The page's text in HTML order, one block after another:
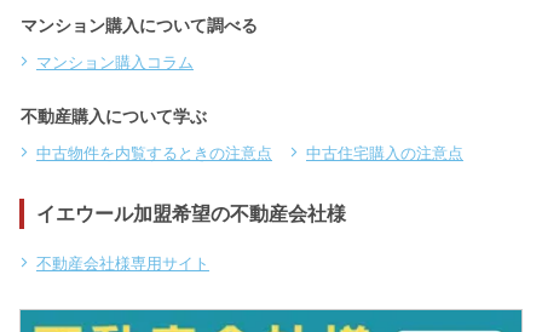
マンション購入について調べる
マンション購入コラム
不動産購入について学ぶ
中古物件を内覧するときの注意点 中古住宅購入の注意点
イエウール加盟希望の不動産会社様
不動産会社様専用サイト